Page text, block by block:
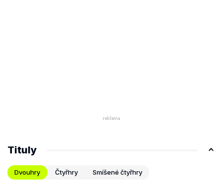
Tituly
Dvouhry Čtyřhry Smíšené čtyřhry